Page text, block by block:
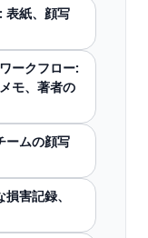
表紙、顔写
ークフロー:
モ、著者の
ームの顔写
害記録、